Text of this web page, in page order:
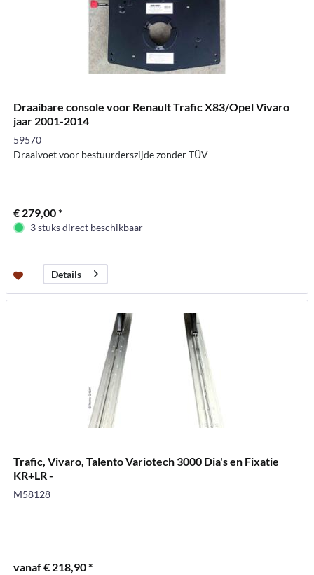
Draaibare console voor Renault Trafic X83/Opel Vivaro
jaar 2001-2014
59570
Draaivoet voor bestuurderszijde zonder TÜV
€ 279,00 *
3 stuks direct beschikbaar
Details
Trafic, Vivaro, Talento Variotech 3000 Dia's en Fixatie
KR+LR -
M58128
vanaf € 218,90 *